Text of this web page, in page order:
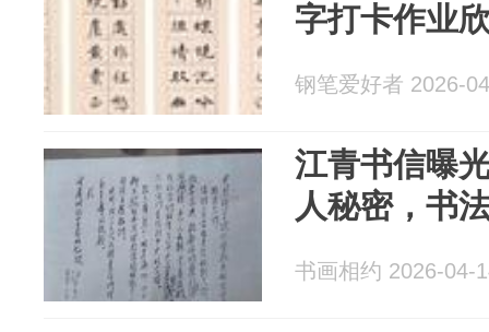
字打卡作业
钢笔爱好者 2026-
江青书信曝
人秘密，书
书画相约 2026-04-